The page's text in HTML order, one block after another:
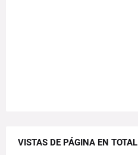
VISTAS DE PÁGINA EN TOTAL